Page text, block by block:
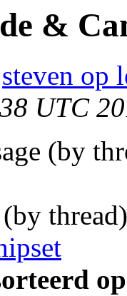
&
steven op
UTC
(by
(by